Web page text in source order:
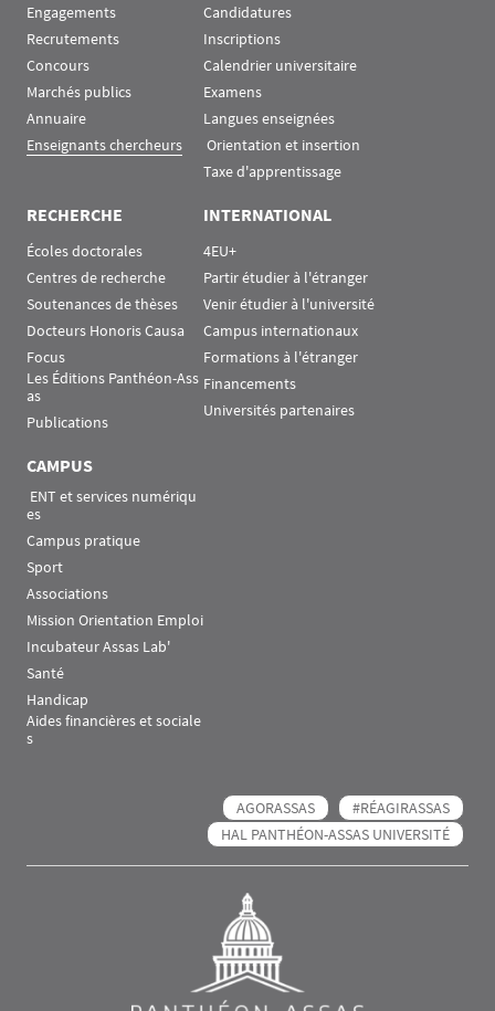
Engagements
Recrutements
Concours
Marchés publics
Annuaire
Enseignants chercheurs
Candidatures
Inscriptions
Calendrier universitaire
Examens
Langues enseignées
Orientation et insertion
Taxe d'apprentissage
RECHERCHE
Écoles doctorales
Centres de recherche
Soutenances de thèses
Docteurs Honoris Causa
Focus
Les Éditions Panthéon-Ass
as
Publications
INTERNATIONAL
4EU+
Partir étudier à l'étranger
Venir étudier à l'université
Campus internationaux
Formations à l'étranger
Financements
Universités partenaires
CAMPUS
es
Campus pratique
Sport
Associations
Mission Orientation Emploi
Incubateur Assas Lab'
Santé
Handicap
Aides financières et sociale
s
AGORASSAS
#RÉAGIRASSAS
HAL PANTHÉON-ASSAS UNIVERSITÉ